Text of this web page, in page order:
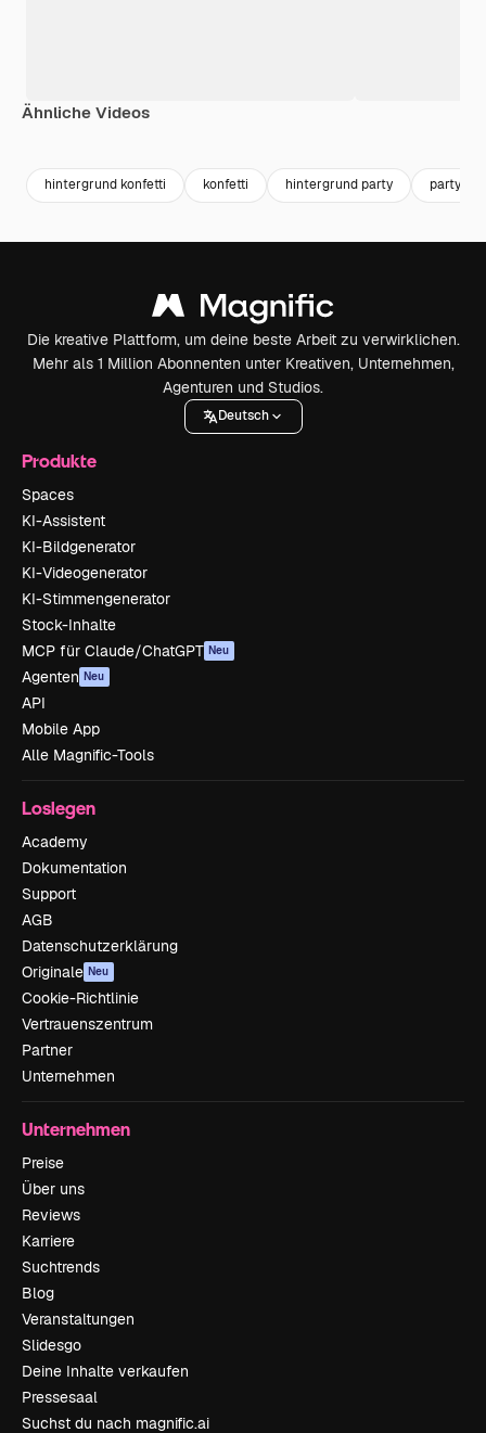
Ähnliche Videos
hintergrund konfetti konfetti hintergrund party party
Die kreative Plattform, um deine beste Arbeit zu verwirklichen.
Mehr als 1 Million Abonnenten unter Kreativen, Unternehmen,
Agenturen und Studios.
Deutsch
Produkte
Spaces
KI-Assistent
KI-Bildgenerator
KI-Videogenerator
KI-Stimmengenerator
Stock-Inhalte
MCP für Claude/ChatGPT Neu
Agenten Neu
API
Mobile App
Alle Magnific-Tools
Loslegen
Academy
Dokumentation
Support
AGB
Datenschutzerklärung
Originale Neu
Cookie-Richtlinie
Vertrauenszentrum
Partner
Unternehmen
Unternehmen
Preise
Über uns
Reviews
Karriere
Suchtrends
Blog
Veranstaltungen
Slidesgo
Deine Inhalte verkaufen
Pressesaal
Suchst du nach magnific.ai